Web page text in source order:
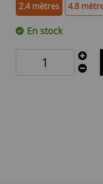
2.4 mètres 4.8
En stock